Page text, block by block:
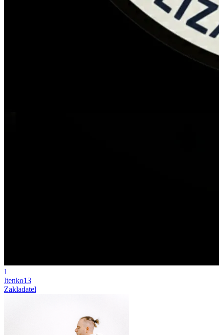
I
Itenko13
Zakladatel